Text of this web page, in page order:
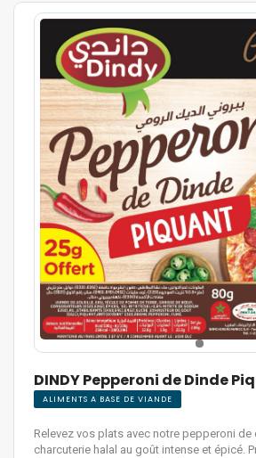
DINDY Pepperoni de Dinde
ALIMENTS A BASE DE VIANDE
Relevez vos plats avec notre pepperoni de
charcuterie halal au goût intense et épicé.